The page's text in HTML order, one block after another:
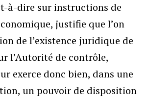
à-dire sur instructions de
justifie que l’on
de l’existence juridique de
l’Autorité de contrôle,
exerce donc bien, dans une
un pouvoir de disposition